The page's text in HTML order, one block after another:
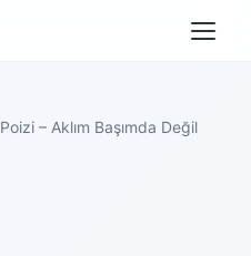
Poizi – Aklım Başımda Değil